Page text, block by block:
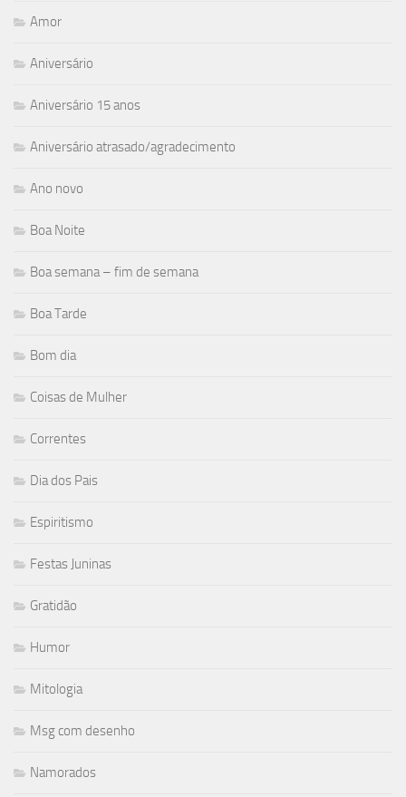
Amor
Aniversário
Aniversário 15 anos
Aniversário atrasado/agradecimento
Ano novo
Boa Noite
Boa semana – fim de semana
Boa Tarde
Bom dia
Coisas de Mulher
Correntes
Dia dos Pais
Espiritismo
Festas Juninas
Gratidão
Humor
Mitologia
Msg com desenho
Namorados